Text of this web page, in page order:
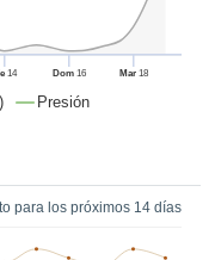
Presión
14 Dom16 Mar18
para los próximos 14 días